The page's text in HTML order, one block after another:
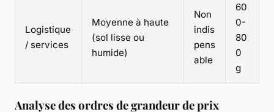
Logistique
/ services
Moyenne à haute
(sol lisse ou
humide)
Non
indis
pens
able
60
0-
80
0
g
Analyse des ordres de grandeur de prix